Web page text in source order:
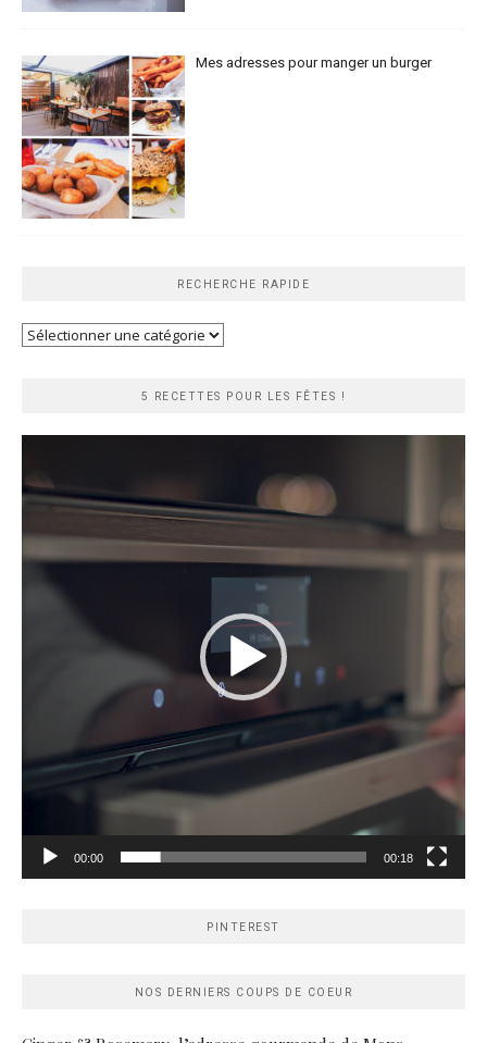
Mes adresses pour manger un burger
RECHERCHE RAPIDE
Recherche
5 RECETTES POUR LES FÊTES !
00:00 00:18
PINTEREST
NOS DERNIERS COUPS DE COEUR